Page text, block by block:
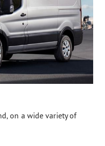
on a wide variety of